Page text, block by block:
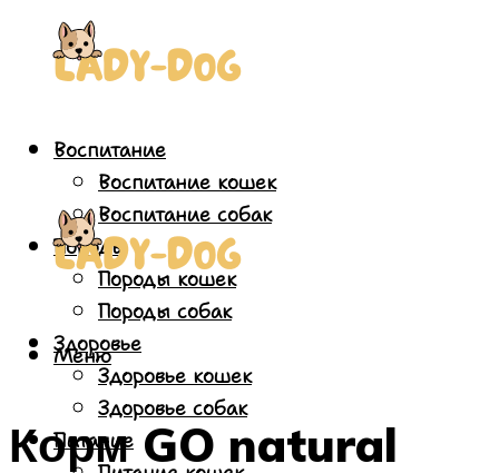
Воспитание
Воспитание кошек
Воспитание собак
Породы
Породы кошек
Породы собак
Здоровье
Здоровье кошек
Здоровье собак
Питание
Меню
Корм GO natural